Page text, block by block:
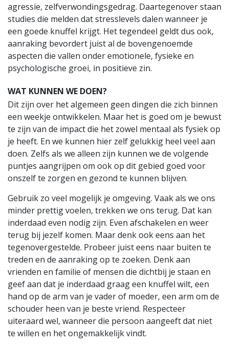
agressie, zelfverwondingsgedrag. Daartegenover staan
studies die melden dat stresslevels dalen wanneer je
een goede knuffel krijgt. Het tegendeel geldt dus ook,
aanraking bevordert juist al de bovengenoemde
aspecten die vallen onder emotionele, fysieke en
psychologische groei, in positieve zin.
WAT KUNNEN WE DOEN?
Dit zijn over het algemeen geen dingen die zich binnen
een weekje ontwikkelen. Maar het is goed om je bewust
te zijn van de impact die het zowel mentaal als fysiek op
je heeft. En we kunnen hier zelf gelukkig heel veel aan
doen. Zelfs als we alleen zijn kunnen we de volgende
puntjes aangrijpen om ook op dit gebied goed voor
onszelf te zorgen en gezond te kunnen blijven.
Gebruik zo veel mogelijk je omgeving. Vaak als we ons
minder prettig voelen, trekken we ons terug. Dat kan
inderdaad even nodig zijn. Even afschakelen en weer
terug bij jezelf komen. Maar denk ook eens aan het
tegenovergestelde. Probeer juist eens naar buiten te
treden en de aanraking op te zoeken. Denk aan
vrienden en familie of mensen die dichtbij je staan en
geef aan dat je inderdaad graag een knuffel wilt, een
hand op de arm van je vader of moeder, een arm om de
schouder heen van je beste vriend. Respecteer
uiteraard wel, wanneer die persoon aangeeft dat niet
te willen en het ongemakkelijk vindt.